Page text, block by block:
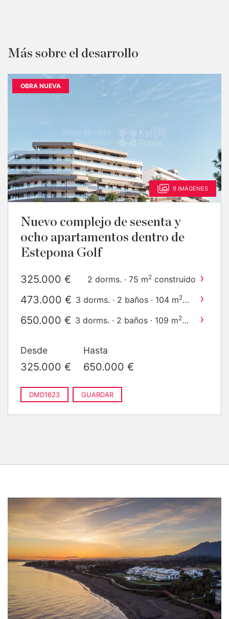
Más sobre el desarrollo
OBRA NUEVA
9 IMÁGENES
Nuevo complejo de sesenta y
ocho apartamentos dentro de
Estepona Golf
325.000 € 2 dorms. · 75 m2 construido ›
473.000 € 3 dorms. · 2 baños · 104 m2 ›
650.000 € 3 dorms. · 2 baños · 109 m2 ›
Desde
325.000 €
Hasta
650.000 €
DMD1623 GUARDAR